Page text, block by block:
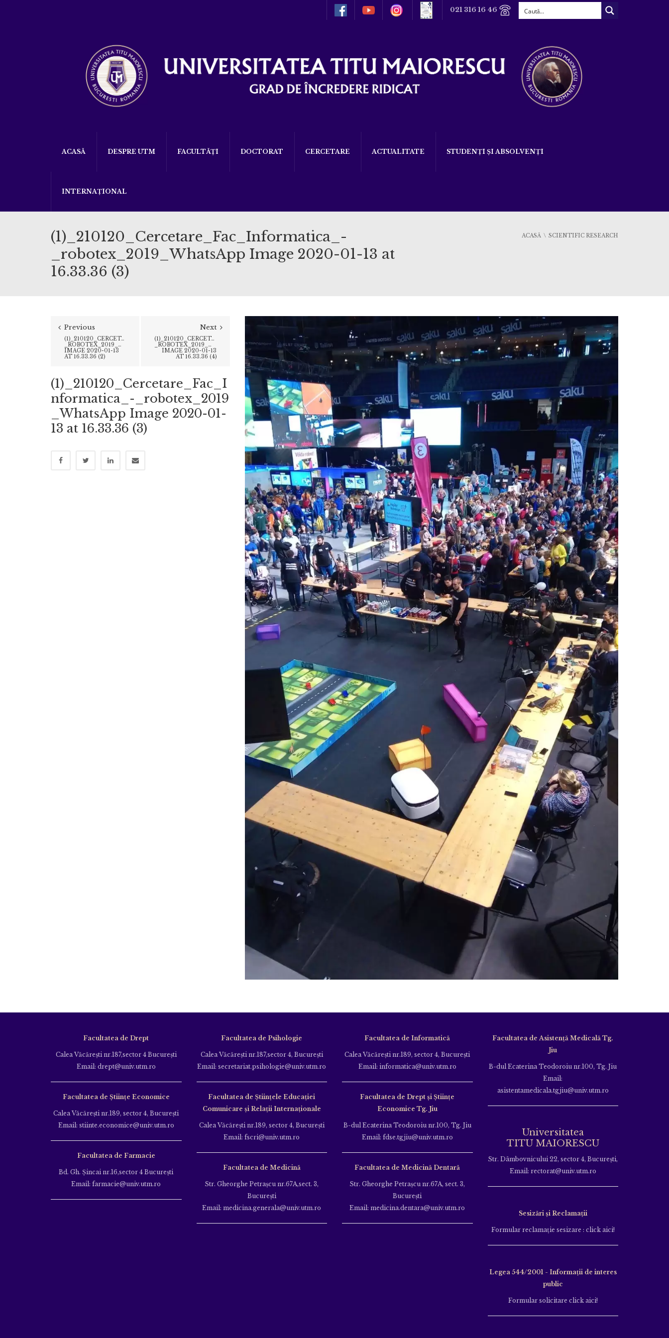
021 316 16 46
ACASĂ DESPRE UTM FACULTĂȚI DOCTORAT CERCETARE ACTUALITATE STUDENȚI ȘI ABSOLVENȚI
INTERNAȚIONAL
(1)_210120_Cercetare_Fac_Informatica_-
_robotex_2019_WhatsApp Image 2020-01-13 at
16.33.36 (3)
ACASĂ SCIENTIFIC RESEARCH
Previous
(1)_210120_CERCETARE_FAC_INFORMATICA_-
_ROBOTEX_2019_WHATSAPP
IMAGE 2020-01-13
AT 16.33.36 (2)
Next
(1)_210120_CERCETARE_FAC_INFORMATICA_-
_ROBOTEX_2019_WHATSAPP
IMAGE 2020-01-13
AT 16.33.36 (4)
(1)_210120_Cercetare_Fac_I
nformatica_-_robotex_2019
_WhatsApp Image 2020-01-
13 at 16.33.36 (3)
Facultatea de Drept
Calea Văcăreşti nr.187,sector 4 Bucureşti
Email: drept@univ.utm.ro
Facultatea de Științe Economice
Calea Văcăreşti nr.189, sector 4, Bucureşti
Email: stiinte.economice@univ.utm.ro
Facultatea de Farmacie
Bd. Gh. Şincai nr.16,sector 4 Bucureşti
Email: farmacie@univ.utm.ro
Facultatea de Psihologie
Calea Văcăreşti nr.187,sector 4, Bucureşti
Email: secretariat.psihologie@univ.utm.ro
Facultatea de Ştiinţele Educației
Comunicare și Relații Internaționale
Calea Văcăreşti nr.189, sector 4, Bucureşti
Email: fscri@univ.utm.ro
Facultatea de Medicină
Str. Gheorghe Petraşcu nr.67A,sect. 3,
Bucureşti
Email: medicina.generala@univ.utm.ro
Facultatea de Informatică
Calea Văcăreşti nr.189, sector 4, Bucureşti
Email: informatica@univ.utm.ro
Facultatea de Drept și Științe
Economice Tg. Jiu
B-dul Ecaterina Teodoroiu nr.100, Tg. Jiu
Email: fdse.tgjiu@univ.utm.ro
Facultatea de Medicină Dentară
Str. Gheorghe Petraşcu nr.67A, sect. 3,
Bucureşti
Email: medicina.dentara@univ.utm.ro
Facultatea de Asistență Medicală Tg.
Jiu
B-dul Ecaterina Teodoroiu nr.100, Tg. Jiu
Email:
asistentamedicala.tgjiu@univ.utm.ro
Universitatea
TITU MAIORESCU
Str. Dâmbovnicului 22, sector 4, București,
Email: rectorat@univ.utm.ro
Sesizări și Reclamații
Formular reclamație sesizare : click aici!
Legea 544/2001 - Informații de interes
public
Formular solicitare click aici!